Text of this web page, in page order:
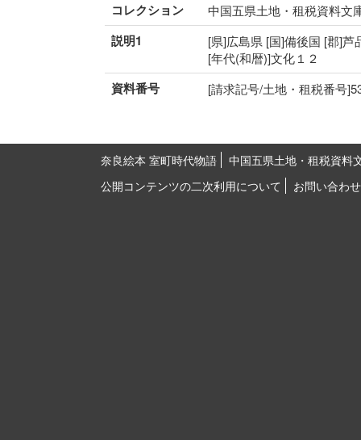
コレクション 中国五県土地・租税資料文
説明1
[県]広島県 [国]備後国 [郡]
[年代(和暦)]文化１２
資料番号 [請求記号/土地・租税番号
奈良絵本 室町時代物語
中国五県土地・租税資料
公開コンテンツの二次利用について
お問い合わせ